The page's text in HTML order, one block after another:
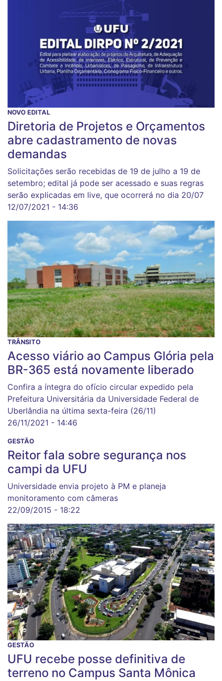
NOVO EDITAL
Diretoria de Projetos e Orçamentos
abre cadastramento de novas
demandas
Solicitações serão recebidas de 19 de julho a 19 de
setembro; edital já pode ser acessado e suas regras
serão explicadas em live, que ocorrerá no dia 20/07
12/07/2021 - 14:36
TRÂNSITO
Acesso viário ao Campus Glória pela
BR-365 está novamente liberado
Confira a íntegra do ofício circular expedido pela
Prefeitura Universitária da Universidade Federal de
Uberlândia na última sexta-feira (26/11)
26/11/2021 - 14:46
GESTÃO
Reitor fala sobre segurança nos
campi da UFU
Universidade envia projeto à PM e planeja
monitoramento com câmeras
22/09/2015 - 18:22
GESTÃO
UFU recebe posse definitiva de
terreno no Campus Santa Mônica